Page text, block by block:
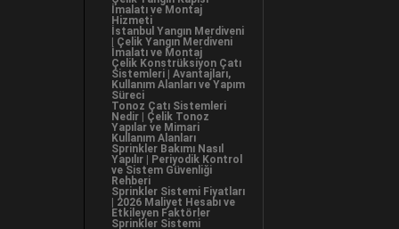
İmalatı ve Montaj
Hizmeti
İstanbul Yangın Merdiveni
| Çelik Yangın Merdiveni
İmalatı ve Montaj
Çelik Konstrüksiyon Çatı
Sistemleri | Avantajları,
Kullanım Alanları ve Yapım
Süreci
Tonoz Çatı Sistemleri
Nedir | Çelik Tonoz
Yapılar ve Mimari
Kullanım Alanları
Sprinkler Bakımı Nasıl
Yapılır | Periyodik Kontrol
ve Sistem Güvenliği
Rehberi
Sprinkler Sistemi Fiyatları
| 2026 Maliyet Hesabı ve
Etkileyen Faktörler
Sprinkler Sistemi